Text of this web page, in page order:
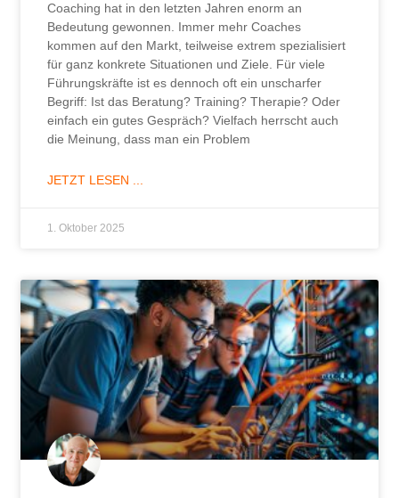
Coaching hat in den letzten Jahren enorm an
Bedeutung gewonnen. Immer mehr Coaches
kommen auf den Markt, teilweise extrem spezialisiert
für ganz konkrete Situationen und Ziele. Für viele
Führungskräfte ist es dennoch oft ein unscharfer
Begriff: Ist das Beratung? Training? Therapie? Oder
einfach ein gutes Gespräch? Vielfach herrscht auch
die Meinung, dass man ein Problem
JETZT LESEN ...
1. Oktober 2025